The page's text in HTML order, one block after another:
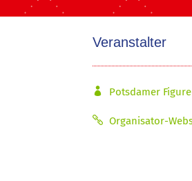
Veranstalter
Potsdamer
Organisator-